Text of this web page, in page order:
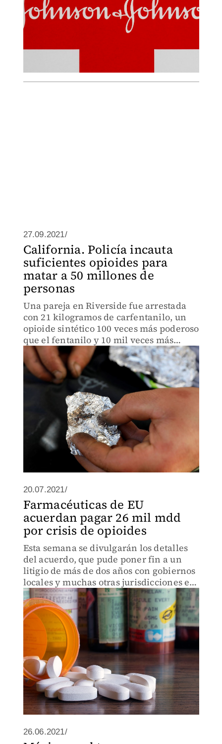
27.09.2021/
California. Policía incauta
suficientes opioides para
matar a 50 millones de
personas
Una pareja en Riverside fue arrestada
con 21 kilogramos de carfentanilo, un
opioide sintético 100 veces más poderoso
que el fentanilo y 10 mil veces más
poderoso que la morfina.
20.07.2021/
Farmacéuticas de EU
acuerdan pagar 26 mil mdd
por crisis de opioides
Esta semana se divulgarán los detalles
del acuerdo, que pude poner fin a un
litigio de más de dos años con gobiernos
locales y muchas otras jurisdicciones en
EU.
26.06.2021/